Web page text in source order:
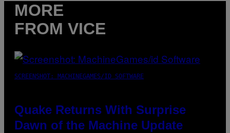
MORE
FROM VICE
SCREENSHOT: MACHINEGAMES/ID SOFTWARE
Quake Returns With Surprise
Dawn of the Machine Update